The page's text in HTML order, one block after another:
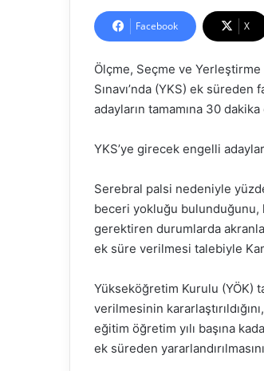
Facebook X
Ölçme, Seçme ve Yerleştirme
Sınavı’nda (YKS) ek
adayların tamamına 30
YKS’ye girecek engelli
Serebral palsi nedeniyle
beceri yokluğu bulunduğunu,
gerektiren durumlarda
ek süre verilmesi talebiyle
Yükseköğretim Kurulu (YÖK)
verilmesinin
eğitim öğretim yılı başına
ek süreden